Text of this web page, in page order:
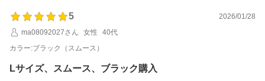
い。ありがとうございました！
5
2026/01/28
ma08092027さん
女性
40代
カラー:ブラック（スムース）
Lサイズ、スムース、ブラック購入